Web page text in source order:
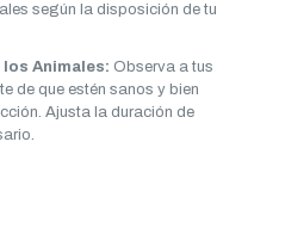
según la disposición de tu
los Animales: Observa a tus
de que estén sanos y bien
Ajusta la duración de